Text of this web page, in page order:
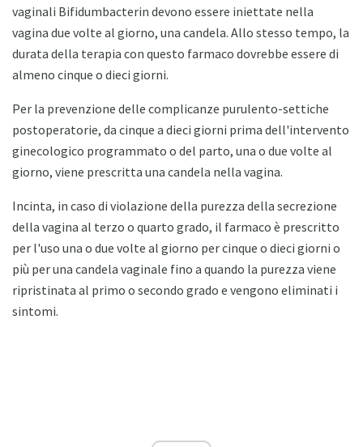
vaginali Bifidumbacterin devono essere iniettate nella
vagina due volte al giorno, una candela. Allo stesso tempo, la
durata della terapia con questo farmaco dovrebbe essere di
almeno cinque o dieci giorni.
Per la prevenzione delle complicanze purulento-settiche
postoperatorie, da cinque a dieci giorni prima dell'intervento
ginecologico programmato o del parto, una o due volte al
giorno, viene prescritta una candela nella vagina.
Incinta, in caso di violazione della purezza della secrezione
della vagina al terzo o quarto grado, il farmaco è prescritto
per l'uso una o due volte al giorno per cinque o dieci giorni o
più per una candela vaginale fino a quando la purezza viene
ripristinata al primo o secondo grado e vengono eliminati i
sintomi.